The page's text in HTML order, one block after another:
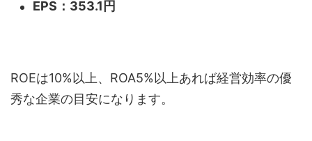
EPS：353.1円
ROEは10%以上、ROA5%以上あれば経営効率の優
秀な企業の目安になります。